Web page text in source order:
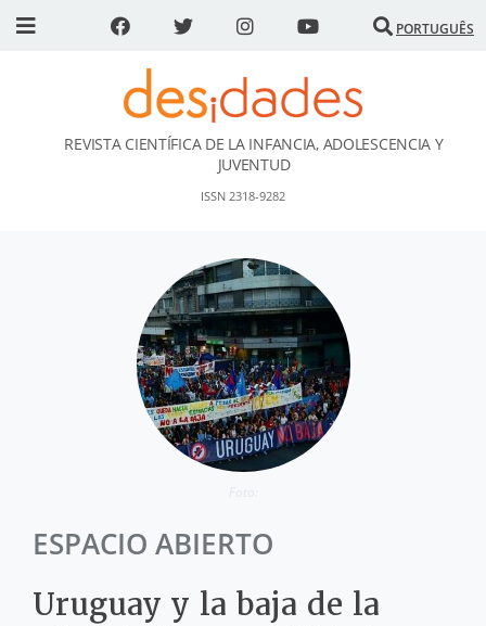
PORTUGUÊS
DESidades
REVISTA CIENTÍFICA DE LA INFANCIA, ADOLESCENCIA Y
JUVENTUD
ISSN 2318-9282
ESPACIO ABIERTO
Uruguay y la baja de la